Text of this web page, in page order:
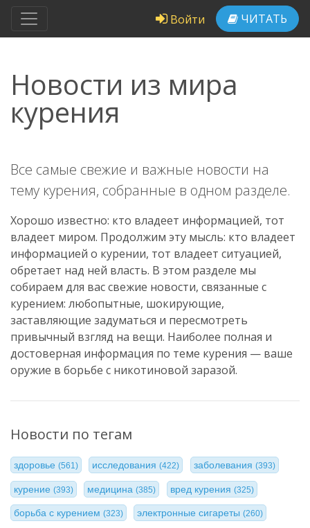
Войти ЧИТАТЬ
Новости из мира
курения
Все самые свежие и важные новости на
тему курения, собранные в одном разделе.
Хорошо известно: кто владеет информацией, тот
владеет миром. Продолжим эту мысль: кто владеет
информацией о курении, тот владеет ситуацией,
обретает над ней власть. В этом разделе мы
собираем для вас свежие новости, связанные с
курением: любопытные, шокирующие,
заставляющие задуматься и пересмотреть
привычный взгляд на вещи. Наиболее полная и
достоверная информация по теме курения — ваше
оружие в борьбе с никотиновой заразой.
Новости по тегам
здоровье (561) исследования(422) заболевания (393)
курение (393) медицина(385) вред курения (325)
борьба с курением (323) электронные сигареты(260)